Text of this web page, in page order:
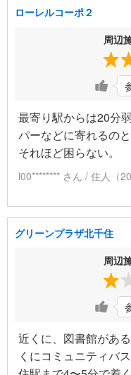
ローレルコーポ２
周辺
最寄り駅からは20分
パーなどに寄れるの
それほど困らない。
l00******** さん / 住人（
グリーンプラザ北千住
周辺
近くに、図書館があ
くにコミュニティバ